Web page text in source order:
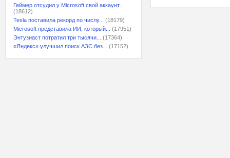
Геймер отсудил у Microsoft свой аккаунт...
(18612)
Tesla поставила рекорд по числу...
(18179)
Microsoft представила ИИ, который...
(17951)
Энтузиаст потратил три тысячи...
(17364)
«Яндекс» улучшил поиск АЗС без...
(17152)